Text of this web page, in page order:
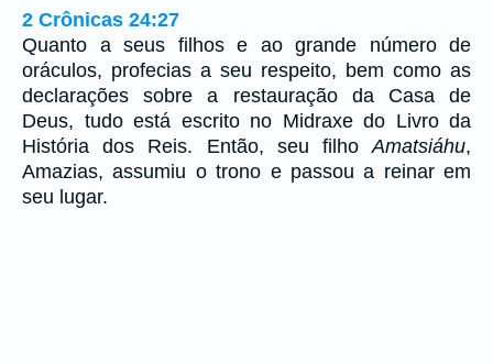
2 Crônicas 24:27
Quanto a seus filhos e ao grande número de
oráculos, profecias a seu respeito, bem como as
declarações sobre a restauração da Casa de
Deus, tudo está escrito no Midraxe do Livro da
História dos Reis. Então, seu filho Amatsiáhu,
Amazias, assumiu o trono e passou a reinar em
seu lugar.